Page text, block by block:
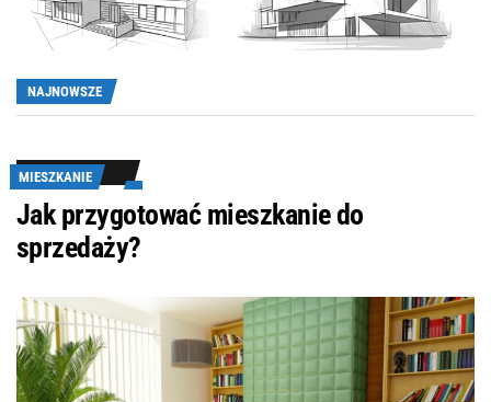
NAJNOWSZE
MIESZKANIE
Jak przygotować mieszkanie do
sprzedaży?